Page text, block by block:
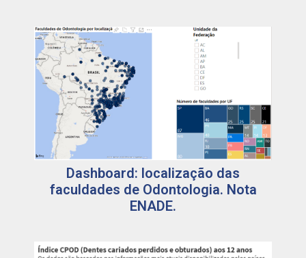
Dashboard: localização das
faculdades de Odontologia. Nota
ENADE.